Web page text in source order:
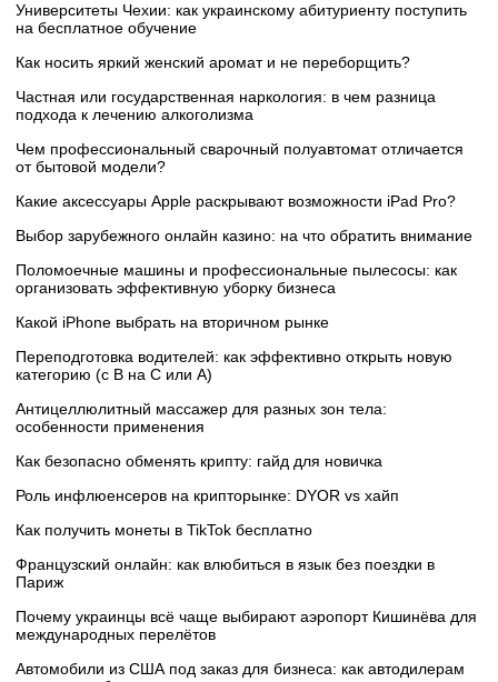
Университеты Чехии: как украинскому абитуриенту поступить
на бесплатное обучение
Как носить яркий женский аромат и не переборщить?
Частная или государственная наркология: в чем разница
подхода к лечению алкоголизма
Чем профессиональный сварочный полуавтомат отличается
от бытовой модели?
Какие аксессуары Apple раскрывают возможности iPad Pro?
Выбор зарубежного онлайн казино: на что обратить внимание
Поломоечные машины и профессиональные пылесосы: как
организовать эффективную уборку бизнеса
Какой iPhone выбрать на вторичном рынке
Переподготовка водителей: как эффективно открыть новую
категорию (с B на C или А)
Антицеллюлитный массажер для разных зон тела:
особенности применения
Как безопасно обменять крипту: гайд для новичка
Роль инфлюенсеров на крипторынке: DYOR vs хайп
Как получить монеты в TikTok бесплатно
Французский онлайн: как влюбиться в язык без поездки в
Париж
Почему украинцы всё чаще выбирают аэропорт Кишинёва для
международных перелётов
Автомобили из США под заказ для бизнеса: как автодилерам